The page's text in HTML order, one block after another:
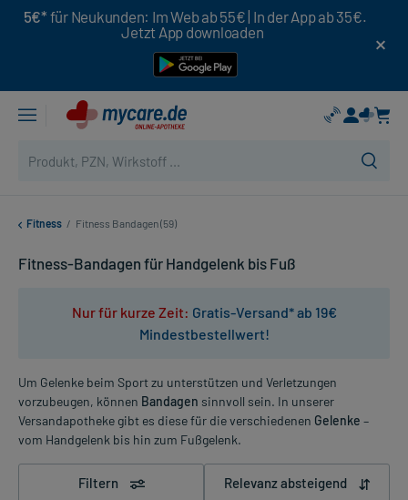
5€* für Neukunden: Im Web ab 55€ | In der App ab 35€.
Jetzt App downloaden
Fitness / Fitness Bandagen (59)
Fitness-Bandagen für Handgelenk bis Fuß
Nur für kurze Zeit: Gratis-Versand* ab 19€
Mindestbestellwert!
Um Gelenke beim Sport zu unterstützen und Verletzungen
vorzubeugen, können Bandagen sinnvoll sein. In unserer
Versandapotheke gibt es diese für die verschiedenen Gelenke –
vom Handgelenk bis hin zum Fußgelenk.
Filtern Relevanz absteigend